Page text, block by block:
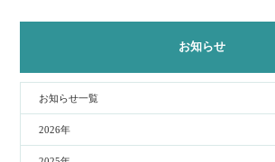
お知らせ
お知らせ一覧
2026年